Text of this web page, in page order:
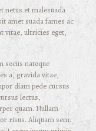
netus et malesuada
amet suada fames ac
vitae, ultricies eget,
sociis natoque
a, gravida vitae,
diam pede cursus
lectus,
quam. Nullam
risus. Aliquam sem.